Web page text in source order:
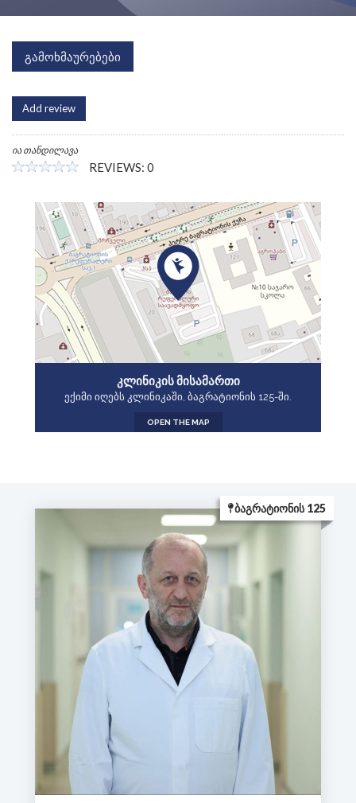
გამოხმაურებები
Add review
ია თანდილავა
REVIEWS: 0
ᲙᲚᲘᲜᲘᲙᲘᲡ ᲛᲘᲡᲐᲛᲐᲠᲗᲘ
ექიმი იღებს კლინიკაში, ბაგრატიონის 125-ში.
OPEN THE MAP
ᲑᲐᲒᲠᲐᲢᲘᲝᲜᲘᲡ 125